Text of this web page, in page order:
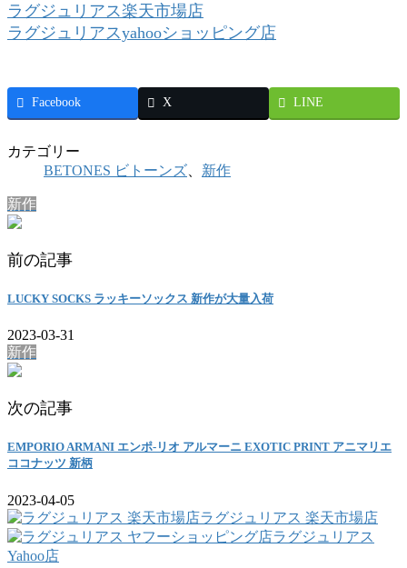
ラグジュリアス楽天市場店
ラグジュリアスyahooショッピング店
Facebook X LINE
カテゴリー
BETONES ビトーンズ
新作
新作
前の記事
LUCKY SOCKS ラッキーソックス 新作が大量入荷
2023-03-31
新作
次の記事
EMPORIO ARMANI エンポ-リオ アルマーニ EXOTIC PRINT アニマリエ
ココナッツ 新柄
2023-04-05
ラグジュリアス 楽天市場店
ラグジュリアス
Yahoo店